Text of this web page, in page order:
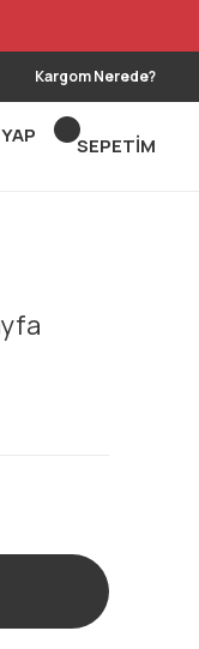
Kargom Nerede?
SEPETİM